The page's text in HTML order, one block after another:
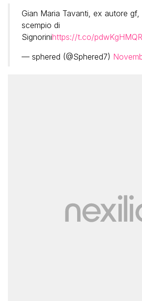
Gian Maria Tavanti, ex autore
scempio di
Signorinihttps://t.co/
— sphered (@Sphered7)